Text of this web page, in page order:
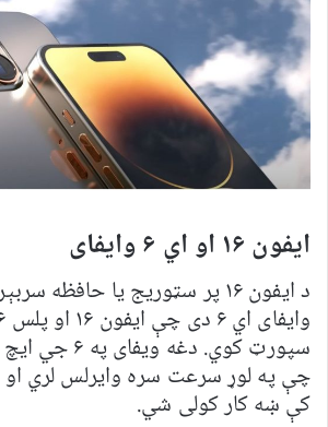
ایفون ۱۶ او اي ۶ وایفای
د ایفون ۱۶ پر سټوریج یا حافظه
سپورټ کوي. دغه
چې په لوړ سرعت سره وایرلس لري او
کې ښه کار کولی شي.